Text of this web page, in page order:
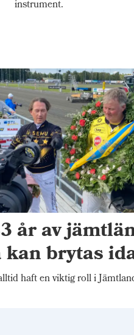
instrument.
år av
brytas
haft en viktig roll i